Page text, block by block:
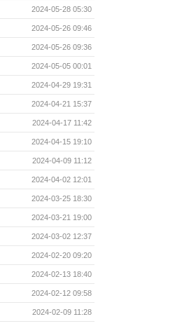
2024-05-28 05:30
2024-05-26 09:46
2024-05-26 09:36
2024-05-05 00:01
2024-04-29 19:31
2024-04-21 15:37
2024-04-17 11:42
2024-04-15 19:10
2024-04-09 11:12
2024-04-02 12:01
2024-03-25 18:30
2024-03-21 19:00
2024-03-02 12:37
2024-02-20 09:20
2024-02-13 18:40
2024-02-12 09:58
2024-02-09 11:28